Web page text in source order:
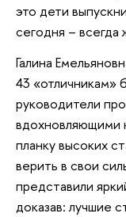
это дети
сегодня –
Галина
43 «отличникам»
руководители
вдохновляющими
планку высоких
верить в свои
представили
доказав: лучшие